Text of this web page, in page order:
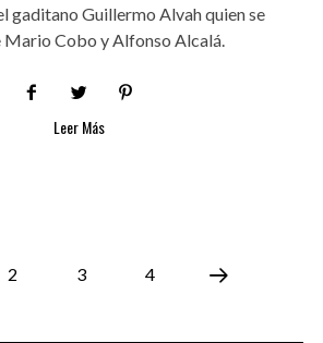
gaditano Guillermo Alvah quien se
Mario Cobo y Alfonso Alcalá.
Leer Más
2 3 4